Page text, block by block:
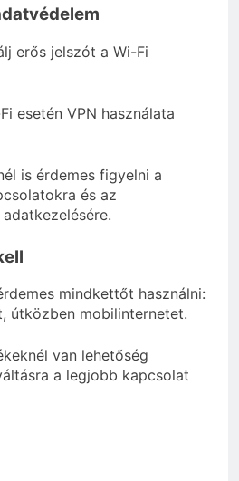
erős jelszót a Wi-Fi
esetén VPN használata
is érdemes figyelni a
és az
mindkettőt használni:
útközben mobilinternetet.
van lehetőség
a legjobb kapcsolat